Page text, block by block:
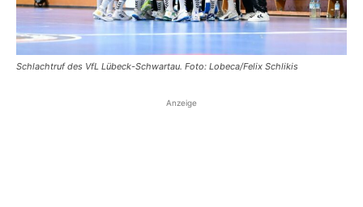
Schlachtruf des VfL Lübeck-Schwartau. Foto: Lobeca/Felix Schlikis
Anzeige